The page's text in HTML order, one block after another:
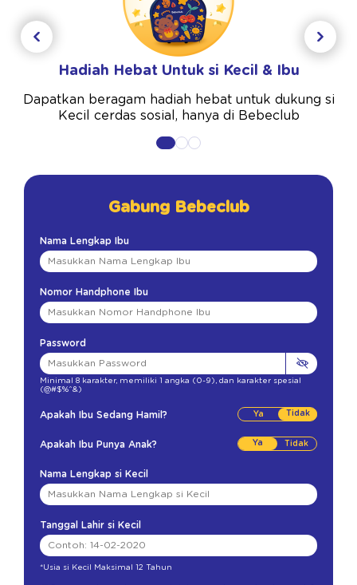
Hadiah Hebat Untuk si Kecil & Ibu
Dapatkan beragam hadiah hebat untuk dukung si
Kecil cerdas sosial, hanya di Bebeclub
Gabung Bebeclub
Nama Lengkap Ibu
Nomor Handphone Ibu
Password
Minimal 8 karakter, memiliki 1 angka (0-9) dan karakter spesial
(@#$%^&)
Apakah Ibu Sedang Hamil? Tidak
Apakah Ibu Punya Anak? Ya
Nama Lengkap si Kecil
Tanggal Lahir si Kecil
*Usia si Kecil Maksimal 12 Tahun